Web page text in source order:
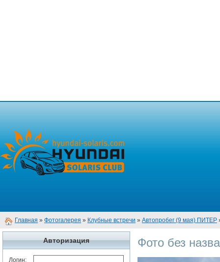
Главная » Фотогалерея » Клубные встречи » Автопробег (9 мая) ПИТЕР
Авторизация
Логин:
Фото без